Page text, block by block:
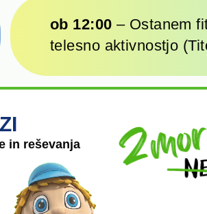
ob 12:00 – Ostanem
telesno aktivnostjo
in reševanja